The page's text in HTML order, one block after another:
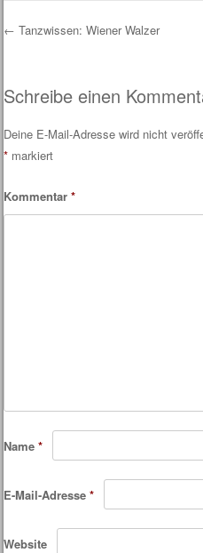
← Tanzwissen: Wiener Walzer
Schreibe einen
Deine E-Mail-Adresse wird nicht
* markiert
Kommentar*
Name*
E-Mail-Adresse*
Website